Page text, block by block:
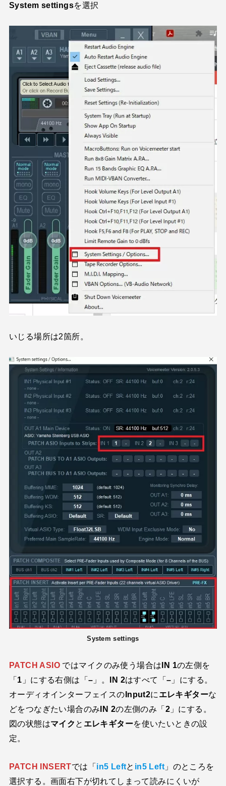
System settingsを選択
いじる場所は2箇所。
System settings
PATCH ASIO ではマイクのみ使う場合はIN 1の左側を
「1 」にする右側は「– 」。 IN 2はすべて「– 」にする。
オーディオインターフェイスのInput2に エレキギターな
どをつなぎたい場合のみIN 2の左側のみ「2 」にする。
図の状態はマイク と エレキギターを使いたいときの設
定。
PATCH INSERTでは「in5 Leftと in5 Left 」のところを
選択する。画面右下が切れてしまって読みにくいが